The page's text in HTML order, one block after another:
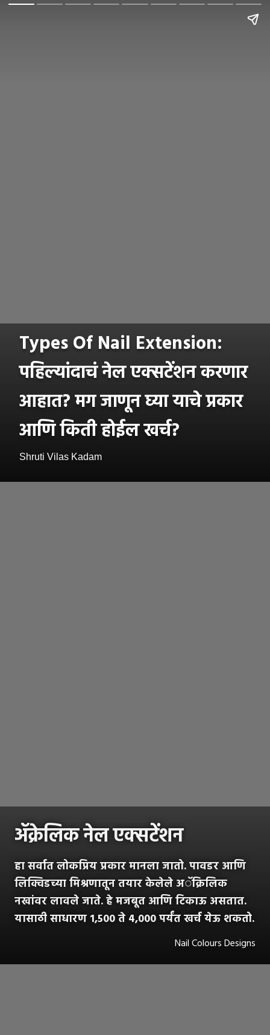
Types Of Nail Extension:
पहिल्यांदाचं नेल एक्सटेंशन करणार
आहात? मग जाणून घ्या याचे प्रकार
आणि किती होईल खर्च?
Shruti Vilas Kadam
ॲक्रेलिक नेल एक्सटेंशन
हा सर्वात लोकप्रिय प्रकार मानला जातो. पावडर आणि
लिक्विडच्या मिश्रणातून तयार केलेले अॅक्रिलिक
नखांवर लावले जाते. हे मजबूत आणि टिकाऊ असतात.
यासाठी साधारण 1,500 ते 4,000 पर्यंत खर्च येऊ शकतो.
Nail Colours Designs